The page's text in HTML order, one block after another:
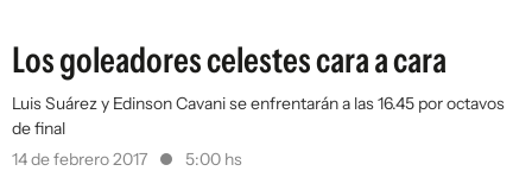
Los goleadores celestes cara a cara
Luis Suárez y Edinson Cavani se enfrentarán a las 16.45 por octavos
de final
14 de febrero 2017
5:00 hs